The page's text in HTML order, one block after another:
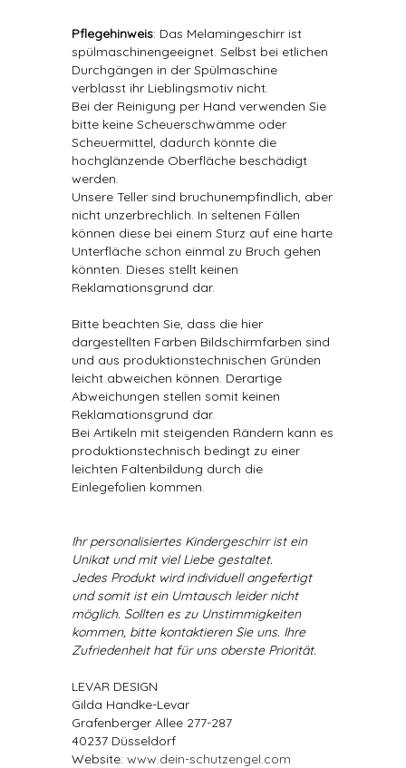
Pflegehinweis: Das Melamingeschirr ist
spülmaschinengeeignet. Selbst bei etlichen
Durchgängen in der Spülmaschine
verblasst ihr Lieblingsmotiv nicht.
Bei der Reinigung per Hand verwenden Sie
bitte keine Scheuerschwämme oder
Scheuermittel, dadurch könnte die
hochglänzende Oberfläche beschädigt
werden.
Unsere Teller sind bruchunempfindlich, aber
nicht unzerbrechlich. In seltenen Fällen
können diese bei einem Sturz auf eine harte
Unterfläche schon einmal zu Bruch gehen
könnten. Dieses stellt keinen
Reklamationsgrund dar.
Bitte beachten Sie, dass die hier
dargestellten Farben Bildschirmfarben sind
und aus produktionstechnischen Gründen
leicht abweichen können. Derartige
Abweichungen stellen somit keinen
Reklamationsgrund dar.
Bei Artikeln mit steigenden Rändern kann es
produktionstechnisch bedingt zu einer
leichten Faltenbildung durch die
Einlegefolien kommen.
Ihr personalisiertes Kindergeschirr ist ein
Unikat und mit viel Liebe gestaltet.
Jedes Produkt wird individuell angefertigt
und somit ist ein Umtausch leider nicht
möglich. Sollten es zu Unstimmigkeiten
kommen, bitte kontaktieren Sie uns. Ihre
Zufriedenheit hat für uns oberste Priorität.
LEVAR DESIGN
Gilda Handke-Levar
Grafenberger Allee 277-287
40237 Düsseldorf
Website: www.dein-schutzengel.com